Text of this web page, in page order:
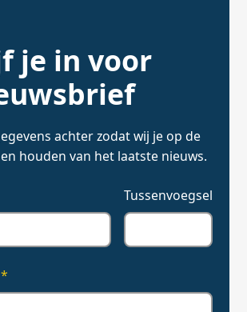
je in voor
achter zodat wij je op de
houden van het laatste nieuws.
Tussenvoegsel
*